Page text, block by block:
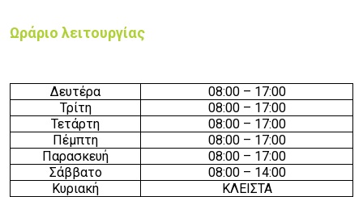
Ωράριο λειτουργίας
Δευτέρα 08:00 – 17:00
Τρίτη
08:00 – 17:00
Τετάρτη
08:00 – 17:00
Πέμπτη
08:00 – 17:00
Παρασκευή
08:00 – 17:00
Σάββατο
08:00 – 14:00
Κυριακή
ΚΛΕΙΣΤΑ